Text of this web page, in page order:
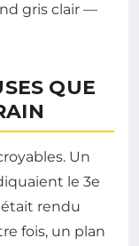
gris clair —
QUE
Un
le 3e
rendu
fois, un plan